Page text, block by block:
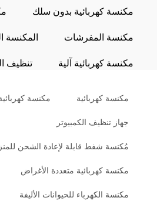
مكنسة كهربائية بدون سلك
مكنسة المفرشات
المكنسة
مكنسة كهربائية آلية
تنظيف
مكنسة كهربائية مكنسة
جهاز تنظيف الكمبيوتر
مُكنسة شفط قابلة لإعادة الشحن
مكنسة كهربائية متعددة الأغراض
مكنسة الكهرباء للحيوانات الأليفة